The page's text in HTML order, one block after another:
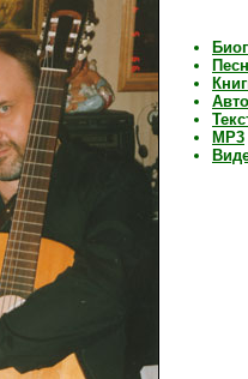
MP3